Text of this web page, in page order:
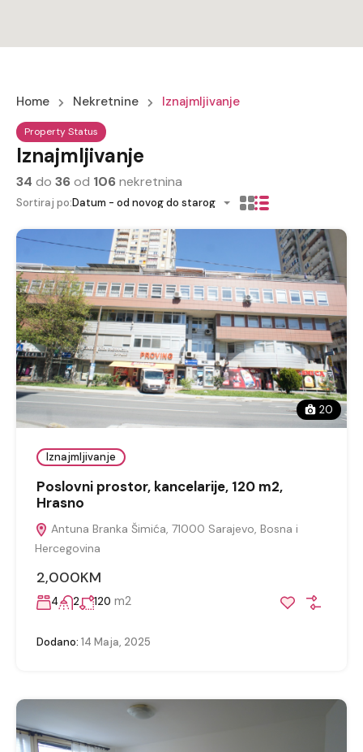
Home Nekretnine Iznajmljivanje
Property Status
Iznajmljivanje
34 do 36od 106nekretnina
Sortiraj po:Datum - od novog do starog
20
Iznajmljivanje
Poslovni prostor, kancelarije, 120 m2,
Hrasno
Antuna Branka Šimića, 71000 Sarajevo, Bosna i
Hercegovina
2,000KM
4 2 120 m2
Dodano: 14 Maja, 2025